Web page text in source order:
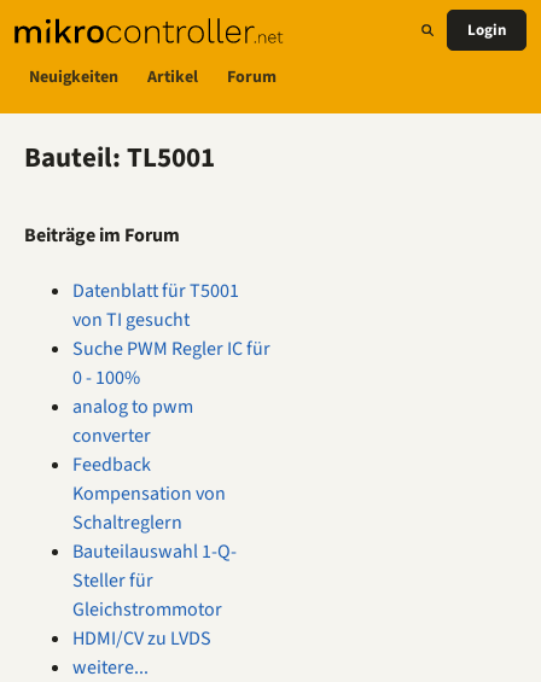
Neuigkeiten Artikel Forum
Login
Bauteil: TL5001
Beiträge im Forum
Datenblatt für T5001
von TI gesucht
Suche PWM Regler IC für
0 - 100%
analog to pwm
converter
Feedback
Kompensation von
Schaltreglern
Bauteilauswahl 1-Q-
Steller für
Gleichstrommotor
HDMI/CV zu LVDS
weitere...